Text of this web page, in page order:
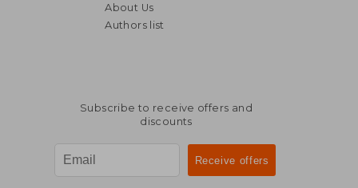
About Us
Authors list
Subscribe to receive offers and
discounts